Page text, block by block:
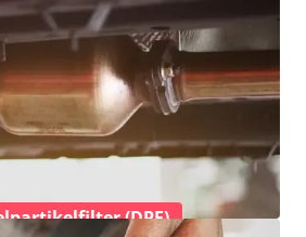
(DPF)